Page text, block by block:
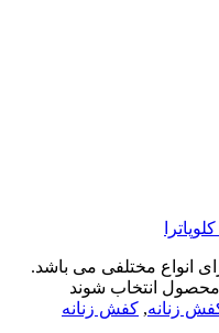
می باشد.
شوند
,کفش زنانه